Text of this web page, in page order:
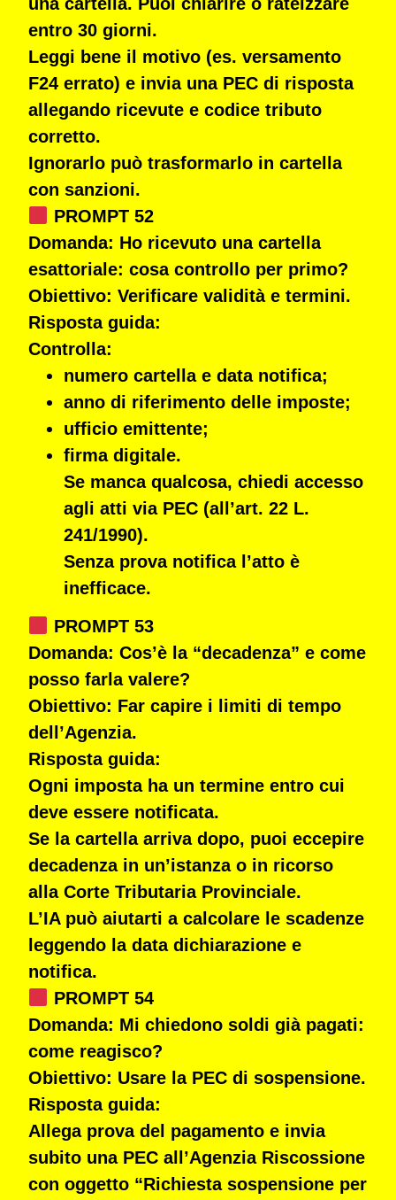
entro 30 giorni.
Leggi bene il motivo (es. versamento
F24 errato) e invia una PEC di risposta
allegando ricevute e codice tributo
corretto.
Ignorarlo può trasformarlo in cartella
con sanzioni.
PROMPT 52
Domanda: Ho ricevuto una cartella
esattoriale: cosa controllo per primo?
Obiettivo: Verificare validità e termini.
Risposta guida:
Controlla:
numero cartella e data notifica;
anno di riferimento delle imposte;
ufficio emittente;
firma digitale.
Se manca qualcosa, chiedi accesso
agli atti via PEC (all’art. 22 L.
241/1990).
Senza prova notifica l’atto è
inefficace.
PROMPT 53
Domanda: Cos’è la “decadenza” e come
posso farla valere?
Obiettivo: Far capire i limiti di tempo
dell’Agenzia.
Risposta guida:
Ogni imposta ha un termine entro cui
deve essere notificata.
Se la cartella arriva dopo, puoi eccepire
decadenzain un’istanza o in ricorso
alla Corte Tributaria Provinciale.
L’IA può aiutarti a calcolare le scadenze
leggendo la data dichiarazione e
notifica.
PROMPT 54
Domanda: Mi chiedono soldi già pagati:
come reagisco?
Obiettivo: Usare la PEC di sospensione.
Risposta guida:
Allega prova del pagamento e invia
subito una PEC all’Agenzia Riscossione
con oggetto “Richiesta sospensione per